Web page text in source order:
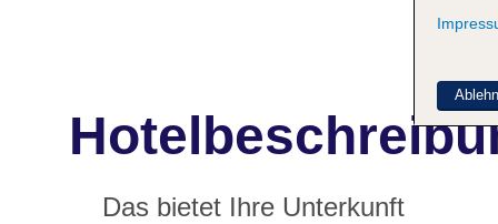
Das bietet Ihre Unterkunft